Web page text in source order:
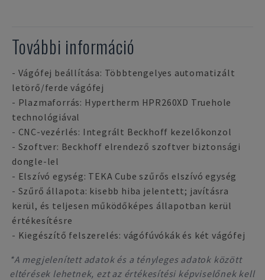
További információ
- Vágófej beállítása: Többtengelyes automatizált
letörő/ferde vágófej
- Plazmaforrás: Hypertherm HPR260XD Truehole
technológiával
- CNC-vezérlés: Integrált Beckhoff kezelőkonzol
- Szoftver: Beckhoff elrendező szoftver biztonsági
dongle-lel
- Elszívó egység: TEKA Cube szűrős elszívó egység
- Szűrő állapota: kisebb hiba jelentett; javításra
kerül, és teljesen működőképes állapotban kerül
értékesítésre
- Kiegészítő felszerelés: vágófúvókák és két vágófej
*A megjelenített adatok és a tényleges adatok között
eltérések lehetnek, ezt az értékesítési képviselőnek kell